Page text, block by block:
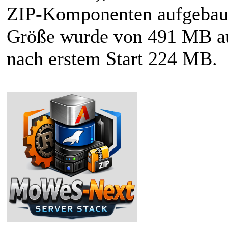
ZIP-Komponenten
Größe wurde von 491 MB
nach erstem Start 224 MB.